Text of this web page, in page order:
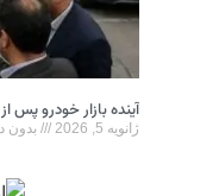
آینده بازار خودرو پس
ژانویه 5, 2026 بدون